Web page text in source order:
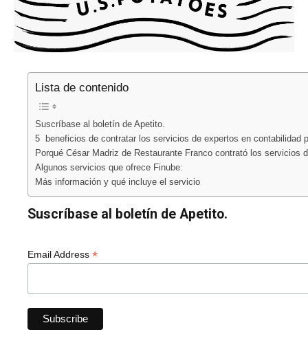
Lista de contenido
Suscríbase al boletín de Apetito.
5 beneficios de contratar los servicios de expertos en contabilidad
Porqué César Madriz de Restaurante Franco contrató los servicios
Algunos servicios que ofrece Finube:
Más información y qué incluye el servicio
Suscríbase al boletín de Apetito.
Email Address *